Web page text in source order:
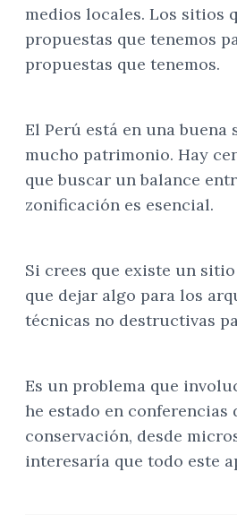
medios locales. Los sitios
propuestas que tenemos
propuestas que tenemos.
El Perú está en una
mucho patrimonio. Hay
que buscar un balance
zonificación es esencial.
Si crees que existe un
que dejar algo para los
técnicas no destructivas
Es un problema que
he estado en conferencias
conservación, desde
interesaría que todo este